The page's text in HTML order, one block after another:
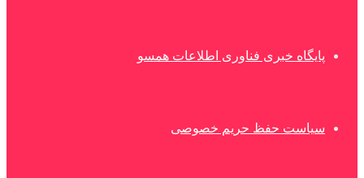
پایگاه خبری فناوری اطلاعات همسو
سیاست حفظ حریم خصوصی